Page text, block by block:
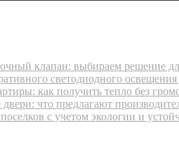
клапан: выбираем решение
светодиодного освещения
как получить тепло без
что предлагают
с учетом экологии и